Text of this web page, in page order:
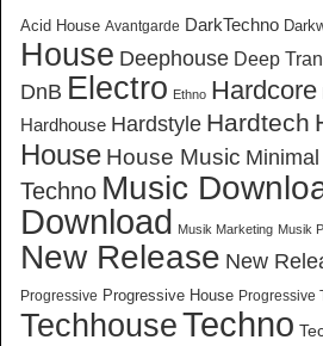
Acid House Avantgarde DarkTechno
House Deephouse Deep
DnB Electro Ethno Hardcore
Hardhouse Hardstyle Hardtech
House House Music Minimal
Techno Music
Download Musik Marketing Musik
New Release New
Progressive Progressive House Progressive
TechhouseTechno